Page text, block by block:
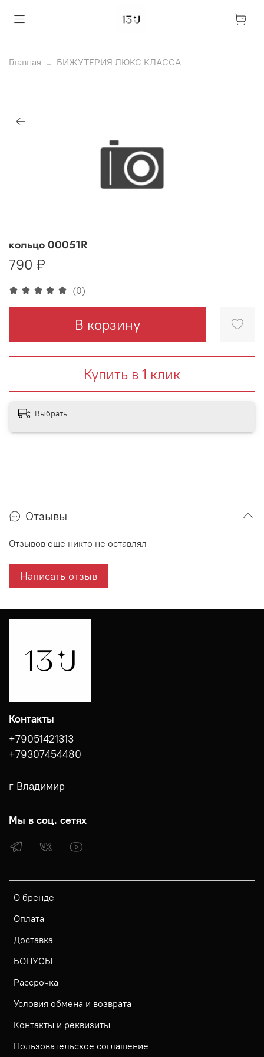
Главная БИЖУТЕРИЯ ЛЮКС КЛАССА
(0)
кольцо 00051R
790 ₽
В корзину
Купить в 1 клик
Выбрать
Отзывы
Отзывов еще никто не оставлял
Написать отзыв
О бренде
Оплата
Доставка
БОНУСЫ
Рассрочка
Условия обмена и возврата
Контакты и реквизиты
Пользовательское соглашение
Контакты
+79051421313
+79307454480
г Владимир
Мы в соц. сетях